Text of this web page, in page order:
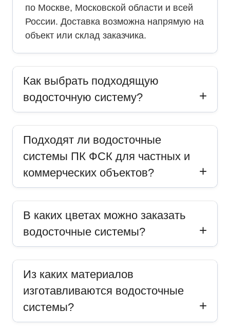
по Москве, Московской области и всей
России. Доставка возможна напрямую на
объект или склад заказчика.
Как выбрать подходящую
водосточную систему?
Подходят ли водосточные
системы ПК ФСК для частных и
коммерческих объектов?
В каких цветах можно заказать
водосточные системы?
Из каких материалов
изготавливаются водосточные
системы?